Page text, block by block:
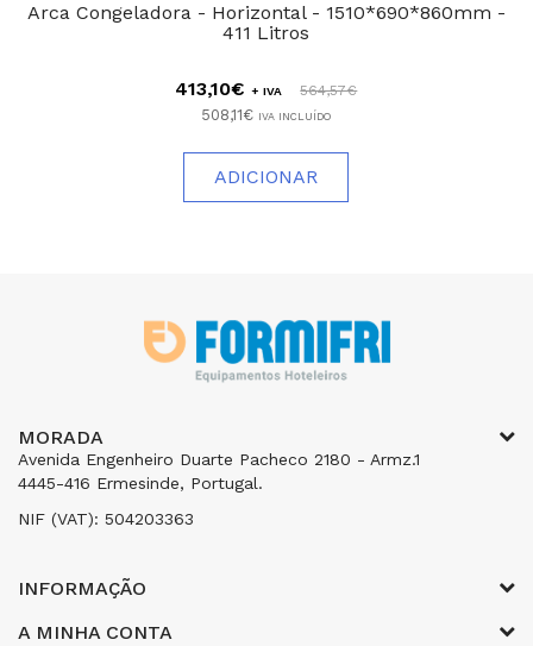
Arca Congeladora - Horizontal - 1510*690*860mm -
411 Litros
413,10€+ IVA 564,57€
508,11€ IVA INCLUÍDO
ADICIONAR
MORADA
Avenida Engenheiro Duarte Pacheco 2180 - Armz.1
4445-416 Ermesinde, Portugal.
NIF (VAT): 504203363
INFORMAÇÃO
A MINHA CONTA